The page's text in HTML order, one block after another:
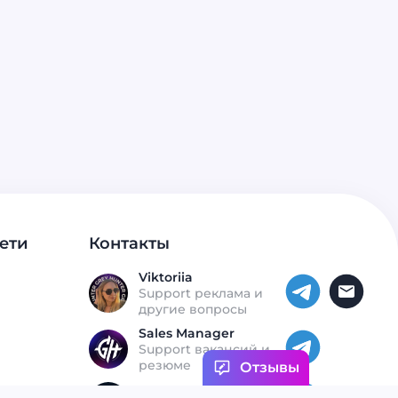
Контакты
Viktoriia
Support реклама и
другие вопросы
Sales Manager
Support вакансий и
резюме
Отзывы